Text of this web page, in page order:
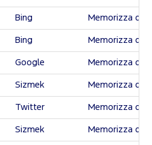
Bing Memorizza
Bing Memorizza
Google Memorizza
Sizmek Memorizza
Twitter Memorizza
Sizmek Memorizza